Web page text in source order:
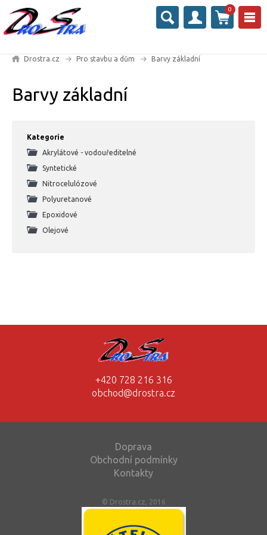
0
Drostra.cz Pro stavbu a dům Barvy základní
Barvy základní
Kategorie
Akrylátové - vodouředitelné
Syntetické
Nitrocelulózové
Polyuretanové
Epoxidové
Olejové
+420 728 216 316
obchod@drostra.cz
Doprava
Obchodní podmínky
Kontakty
© Drostra.cz, 2016